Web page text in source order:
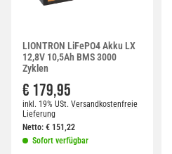
LIONTRON LiFePO4 Akku LX
12,8V 10,5Ah BMS 3000
Zyklen
€ 179,95
inkl. 19% USt. Versandkostenfreie
Lieferung
Netto: € 151,22
Sofort verfügbar